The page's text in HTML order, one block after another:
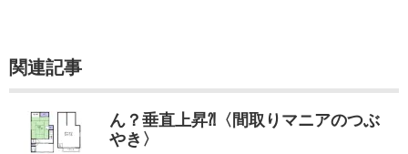
関連記事
ん？垂直上昇⁈〈間取りマニアのつぶ
やき〉